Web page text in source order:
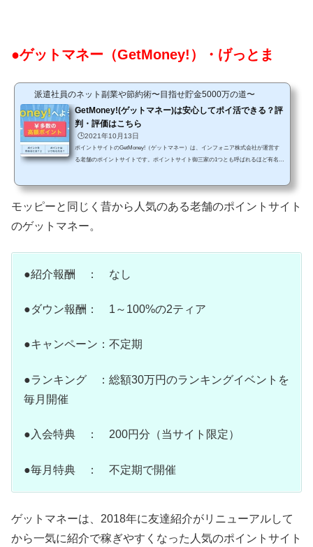
●ゲットマネー（GetMoney!）・げっとま
派遣社員のネット副業や節約術〜目指せ貯金5000万の道〜
GetMoney!(ゲットマネー)は安心してポイ活できる？評
判・評価はこちら
🕒️2021年10月13日
ポイントサイトのGetMoney!（ゲットマネー）は、インフォニア株式会社が運営す
る老舗のポイントサイトです。ポイントサイト御三家の1つとも呼ばれるほど有名な
ね。長く運営されている老舗サイトの特徴や安全性をチェックして、あなたに合っ
モッピーと同じく昔から人気のある老舗のポイントサイト
のゲットマネー。
●紹介報酬 ： なし
●ダウン報酬： 1～100%の2ティア
●キャンペーン：不定期
●ランキング ：総額30万円のランキングイベントを
毎月開催
●入会特典 ： 200円分（当サイト限定）
●毎月特典 ： 不定期で開催
ゲットマネーは、2018年に友達紹介がリニューアルして
から一気に紹介で稼ぎやすくなった人気のポイントサイト